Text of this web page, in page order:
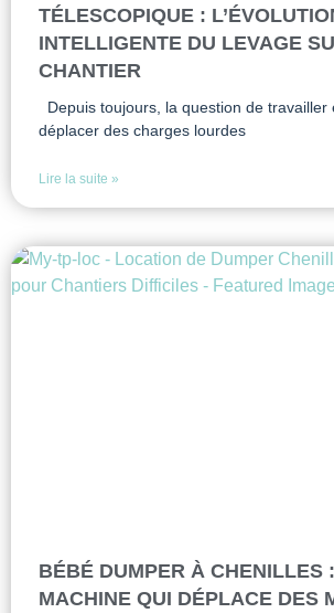
TÉLESCOPIQUE :
INTELLIGENTE DU LEVAGE
CHANTIER
Depuis toujours, la question de travailler
déplacer des charges lourdes
Lire la suite »
BÉBÉ DUMPER À CHENILLES
MACHINE QUI DÉPLACE DES